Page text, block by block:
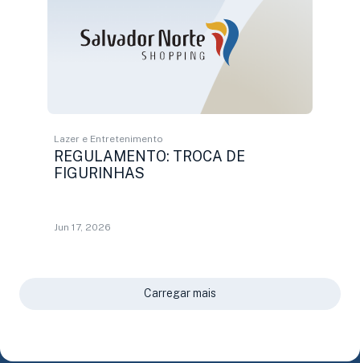
Lazer e Entretenimento
REGULAMENTO: TROCA DE
FIGURINHAS
Jun 17, 2026
Carregar mais